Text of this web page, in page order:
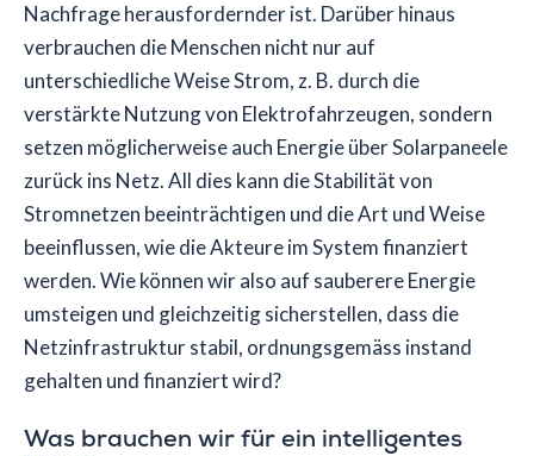
Nachfrage herausfordernder ist. Darüber hinaus
verbrauchen die Menschen nicht nur auf
unterschiedliche Weise Strom, z. B. durch die
verstärkte Nutzung von Elektrofahrzeugen, sondern
setzen möglicherweise auch Energie über Solarpaneele
zurück ins Netz. All dies kann die Stabilität von
Stromnetzen beeinträchtigen und die Art und Weise
beeinflussen, wie die Akteure im System finanziert
werden. Wie können wir also auf sauberere Energie
umsteigen und gleichzeitig sicherstellen, dass die
Netzinfrastruktur stabil, ordnungsgemäss instand
gehalten und finanziert wird?
Was brauchen wir für ein intelligentes